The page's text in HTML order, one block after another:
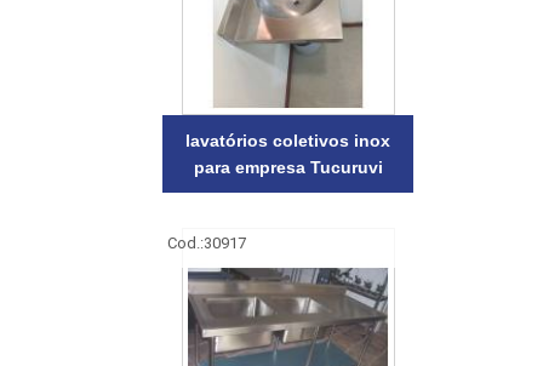
lavatórios coletivos inox
para empresa Tucuruvi
Cod.:30917